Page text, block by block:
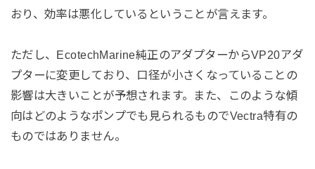
おり、効率は悪化しているということが言えます。
ただし、EcotechMarine純正のアダプターからVP20アダ
プターに変更しており、口径が小さくなっていることの
影響は大きいことが予想されます。また、このような傾
向はどのようなポンプでも見られるものでVectra特有の
ものではありません。